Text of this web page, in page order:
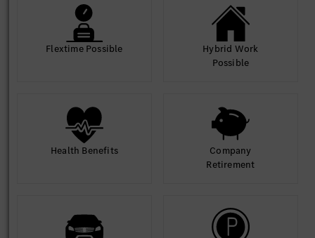
Flextime Possible
Hybrid Work
Possible
Health Benefits
Company
Retirement